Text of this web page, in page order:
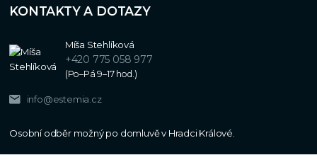
KONTAKTY A DOTAZY
Míša Stehlíková
+420 775 058 977
(Po–Pá 9–17 hod.)
info@estemia.cz